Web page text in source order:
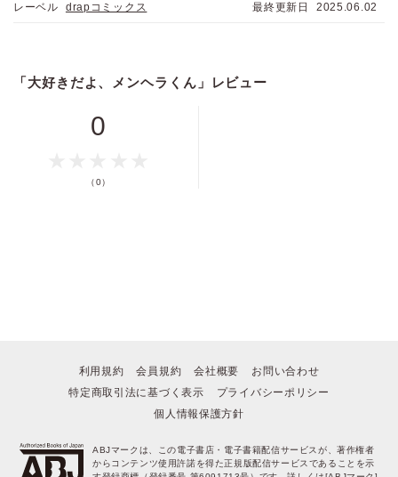
レーベル
drapコミックス
最終更新日
2025.06.02
「大好きだよ、メンヘラくん」レビュー
0
（0）
利用規約 会員規約 会社概要
お問い合わせ
特定商取引法に基づく表示
プライバシーポリシー
個人情報保護方針
ABJマークは、この電子書店・電子書籍配信サービスが、著作権者
からコンテンツ使用許諾を得た正規版配信サービスであることを示
価格
ポイントを消費して購入するにはログイン・会員登録が必要です
ログイン